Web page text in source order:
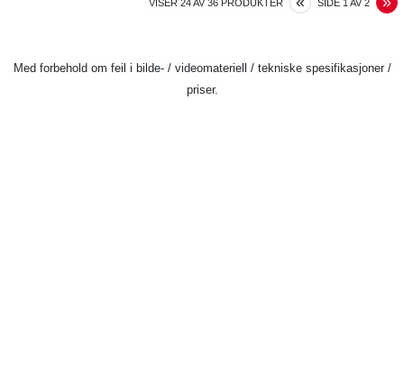
VISER 24AV 36 PRODUKTER SIDE 1 AV 2
Med forbehold om feil i bilde- / videomateriell / tekniske spesifikasjoner /
priser.